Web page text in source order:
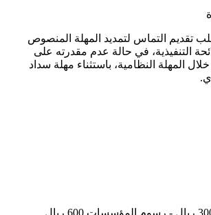
تقديم التماس لتمديد المهلة المنصوص
التنفيذية، في حالة عدم مقدرته على
المهلة النظامية، باستثناء مهلة سداد